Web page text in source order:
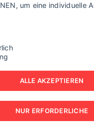
Sorgenfalten
um eine individuelle
ALLE AKZEPTIEREN
NUR ERFORDERLICHE